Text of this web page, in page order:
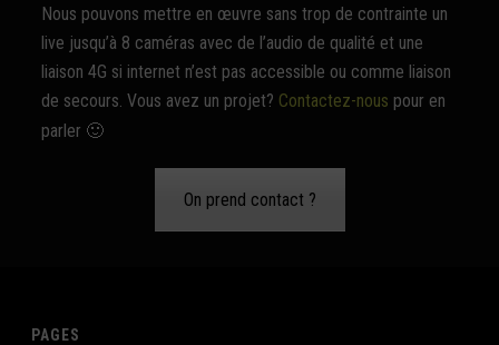
Nous pouvons mettre en œuvre sans trop de contrainte un
live jusqu’à 8 caméras avec de l’audio de qualité et une
liaison 4G si internet n’est pas accessible ou comme liaison
de secours. Vous avez un projet? Contactez-nous pour en
parler 🙂
On prend contact ?
PAGES